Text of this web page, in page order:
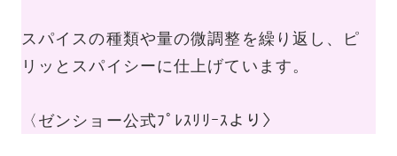
スパイスの種類や量の微調整を繰り返し、ピ
リッとスパイシーに仕上げています。
〈ゼンショー公式ﾌﾟﾚｽﾘﾘｰｽより〉